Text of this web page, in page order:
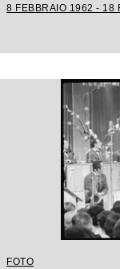
8 FEBBRAIO 1962 - 18
FOTO